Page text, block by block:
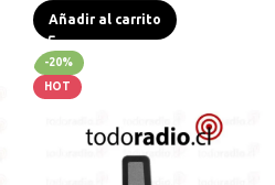
Añadir al carrito
-20%
HOT